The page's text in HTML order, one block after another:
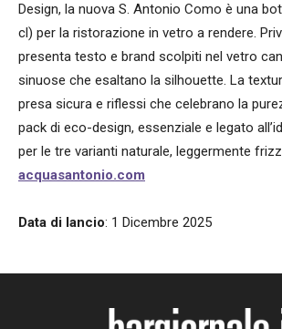
Design, la nuova S. Antonio Como è una
cl) per la ristorazione in vetro a rendere.
presenta testo e brand scolpiti nel vetro
sinuose che esaltano la silhouette. La
presa sicura e riflessi che celebrano la
pack di eco-design, essenziale e legato
per le tre varianti naturale, leggermente
acquasantonio.com
Data di lancio: 1 Dicembre 2025